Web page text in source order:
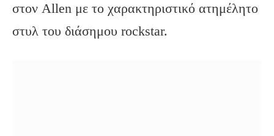
στον Allen με το χαρακτηριστικό ατημέλητο
στυλ του διάσημου rockstar.